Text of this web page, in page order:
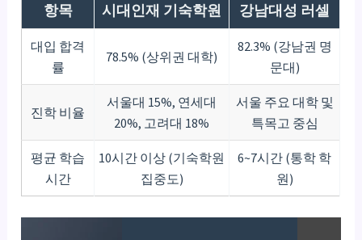
항목 시대인재 기숙학원 강남대성 러셀
대입 합격
률
78.5% (상위권 대학)
82.3% (강남권 명
문대)
진학 비율
서울대 15%, 연세대
20%, 고려대 18%
서울 주요 대학 및
특목고 중심
평균 학습
시간
10시간 이상 (기숙학원
집중도)
6~7시간 (통학 학
원)